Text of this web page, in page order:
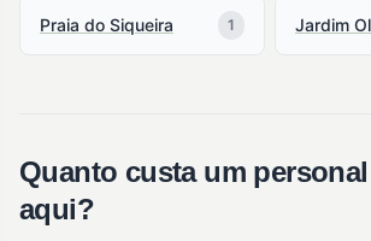
Praia do Siqueira 1 Jardim
Quanto custa um
aqui?